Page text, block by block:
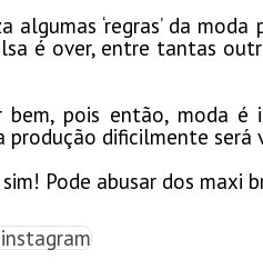
‘regras’ da
é over, entre tantas
pois então, moda é
dificilmente será
Pode abusar dos maxi